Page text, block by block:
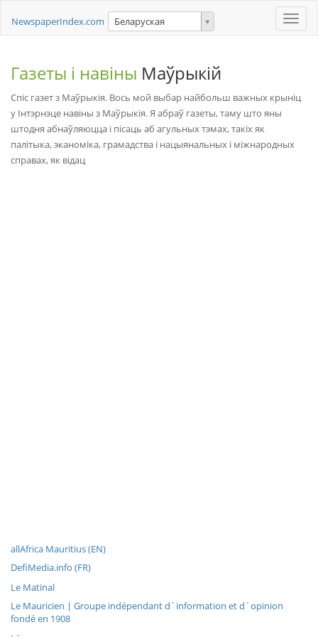
Toggle
NewspaperIndex.com Беларуская
Газеты і навіны Маўрыкій
Спіс газет з Маўрыкія. Вось мой выбар найбольш важных крыніц
у Інтэрнэце навіны з Маўрыкія. Я абраў газеты, таму што яны
штодня абнаўляюцца і пісаць аб агульных тэмах, такіх як
палітыка, эканоміка, грамадства і нацыянальных і міжнародных
справах, як відац
allAfrica Mauritius (EN)
DefiMedia.info (FR)
Le Matinal
Le Mauricien | Groupe indépendant d´information et d´opinion
fondé en 1908